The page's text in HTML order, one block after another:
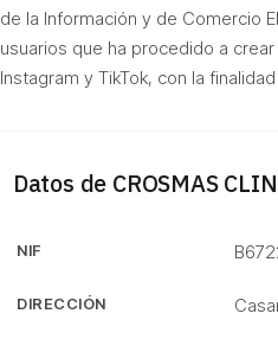
de la Información y de Comercio
usuarios que ha procedido a
Instagram y TikTok, con la
Datos de CROSMAS
NIF
DIRECCIÓN